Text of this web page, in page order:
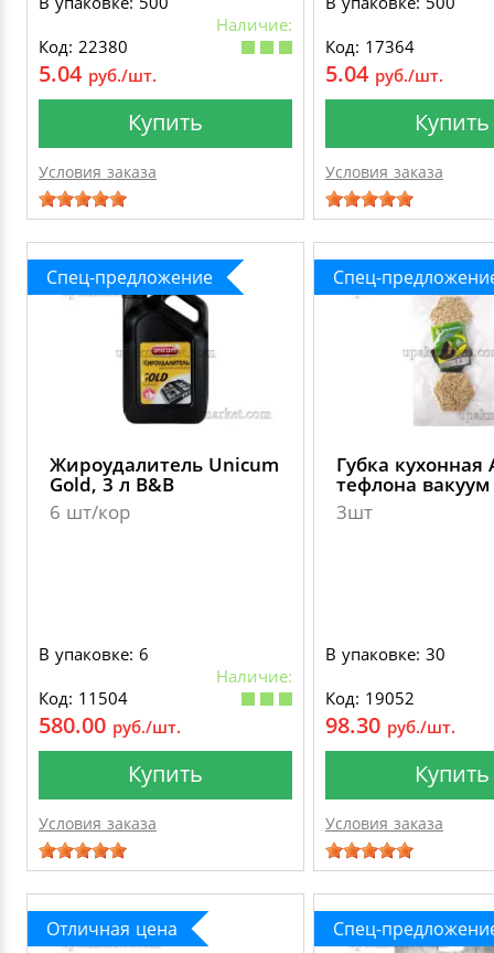
Наличие:
Код: 22380
5.04 руб./шт.
Купить
Условия заказа
Код: 17364
5.04 руб./шт.
Купить
Условия заказа
Спец-предложение
Жироудалитель Unicum
Gold, 3 л B&B
6 шт/кор
В упаковке: 6
Наличие:
Код: 11504
580.00 руб./шт.
Купить
Условия заказа
Спец-
Губка кухонная
тефлона вакуум
3шт
В упаковке: 30
Код: 19052
98.30 руб./шт.
Купить
Условия заказа
Отличная цена Спец-